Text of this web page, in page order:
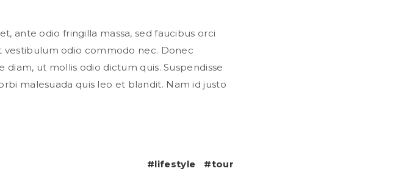
ante odio fringilla massa, sed faucibus orci
vestibulum odio commodo nec. Donec
diam, ut mollis odio dictum quis. Suspendisse
malesuada quis leo et blandit. Nam id justo
lifestyle tour